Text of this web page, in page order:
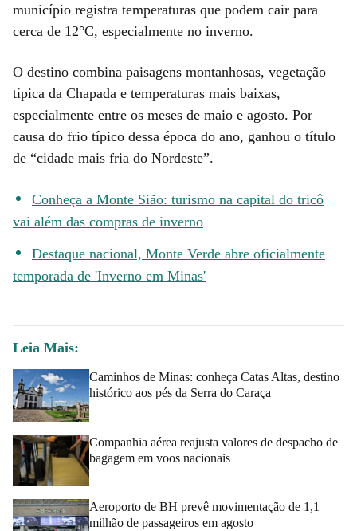
município registra temperaturas que podem cair para
cerca de 12°C, especialmente no inverno.
O destino combina paisagens montanhosas, vegetação
típica da Chapada e temperaturas mais baixas,
especialmente entre os meses de maio e agosto. Por
causa do frio típico dessa época do ano, ganhou o título
de “cidade mais fria do Nordeste”.
Conheça a Monte Sião: turismo na capital do tricô
vai além das compras de inverno
Destaque nacional, Monte Verde abre oficialmente
temporada de 'Inverno em Minas'
Leia Mais:
Caminhos de Minas: conheça Catas Altas, destino
histórico aos pés da Serra do Caraça
Companhia aérea reajusta valores de despacho de
bagagem em voos nacionais
Aeroporto de BH prevê movimentação de 1,1
milhão de passageiros em agosto